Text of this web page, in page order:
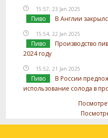
15:57, 23 Jan 2025
Пиво В Англии
15:54, 22 Jan 2025
Пиво
Производство
2024 году
15:52, 21 Jan 2025
Пиво
В России
использование солода в